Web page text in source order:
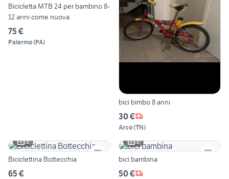
Bicicletta MTB 24 per bambino 8-
12 anni come nuova
75 €
Palermo(PA)
bici bimbo 8 anni
30 €
Arco(TN)
6
Biciclettina Bottecchia
65 €
6
bici bambina
50 €